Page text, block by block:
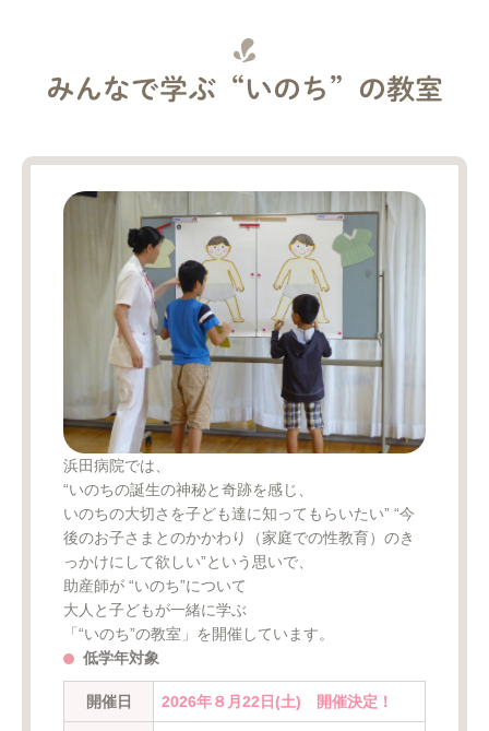
みんなで学ぶ“いのち”の教室
浜田病院では、
“いのちの誕生の神秘と奇跡を感じ、
いのちの大切さを子ども達に知ってもらいたい” “今
後のお子さまとのかかわり（家庭での性教育）のき
っかけにして欲しい”という思いで、
助産師が “いのち”について
大人と子どもが一緒に学ぶ
「“いのち”の教室」を開催しています。
低学年対象
開催日 2026年８月22日(土) 開催決定！